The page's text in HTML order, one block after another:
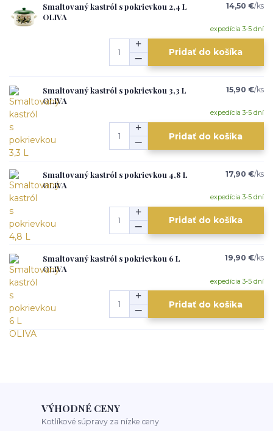
Smaltovaný kastról s pokrievkou 2,4 L
OLIVA
14,50 €/ks
expedícia 3-5 dní
Pridať do košíka
Smaltovaný kastról s pokrievkou 3,3 L
OLIVA
15,90 €/ks
expedícia 3-5 dní
Pridať do košíka
Smaltovaný kastról s pokrievkou 4,8 L
OLIVA
17,90 €/ks
expedícia 3-5 dní
Pridať do košíka
Smaltovaný kastról s pokrievkou 6 L
OLIVA
19,90 €/ks
expedícia 3-5 dní
Pridať do košíka
VÝHODNÉ CENY
Kotlíkové súpravy za nízke ceny